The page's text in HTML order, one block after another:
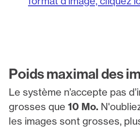
Poids maximal des
Le système n’accepte pas
grosses que 10 Mo.
les images sont grosses,